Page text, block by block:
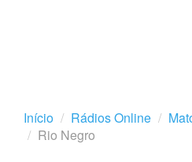
Início Rádios Online
Rio Negro